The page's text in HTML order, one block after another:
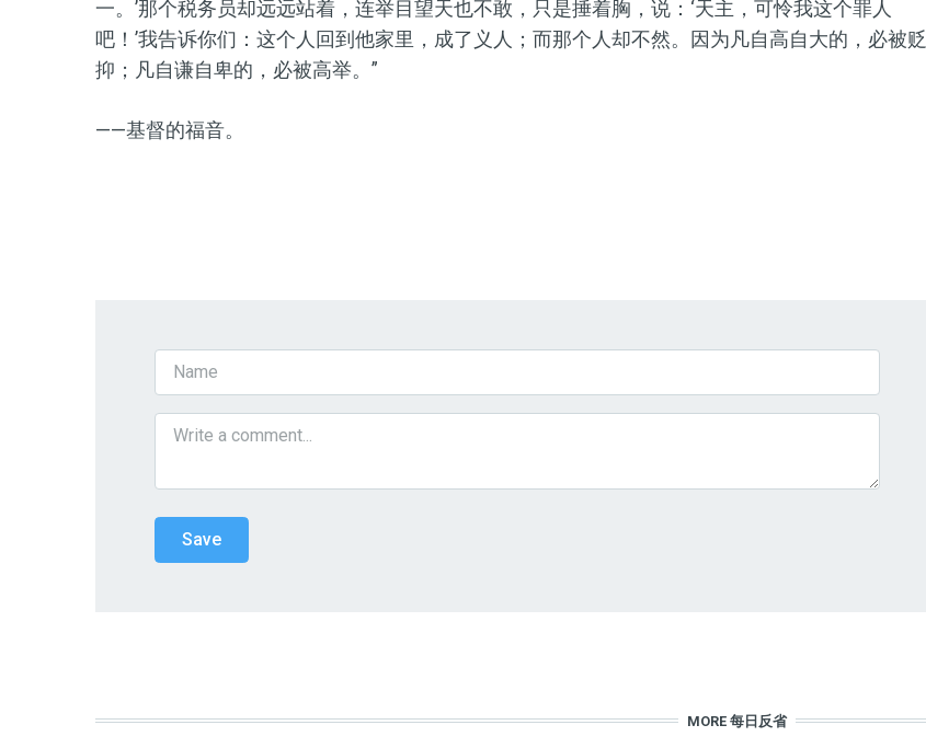
一。’那个税务员却远远站着，连举目望天也不敢，只是捶着胸，说：‘天主，可怜我这个罪人
吧！’我告诉你们：这个人回到他家里，成了义人；而那个人却不然。因为凡自高自大的，必被贬
抑；凡自谦自卑的，必被高举。”
——基督的福音。
MORE 每日反省